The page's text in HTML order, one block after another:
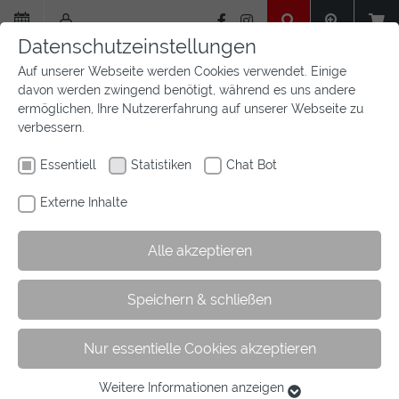
Zum
Hauptinhalt
springen
Sie
hier:
Startseite
Wir sind Westfalen
Die Anfänge des Reitsports in
Datenschutzeinstellungen
Auf unserer Webseite werden Cookies verwendet. Einige
davon werden zwingend benötigt, während es uns andere
ermöglichen, Ihre Nutzererfahrung auf unserer Webseite zu
verbessern.
Essentiell Statistiken Chat Bot
Externe Inhalte
Alle akzeptieren
Speichern & schließen
Nur essentielle Cookies akzeptieren
Weitere Informationen anzeigen